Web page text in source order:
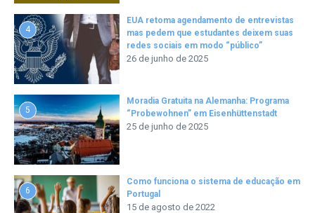
4
EUA retoma agendamento de entrevistas
mas pedem que estudantes deixem suas
redes sociais em modo “público”
26 de junho de 2025
5
Moradia Gratuita na Alemanha: Programa
“Probewohnen” em Eisenhüttenstadt
25 de junho de 2025
6
Como funciona o sistema de educação em
Portugal
15 de agosto de 2022